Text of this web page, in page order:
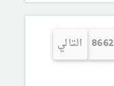
8662 التالي